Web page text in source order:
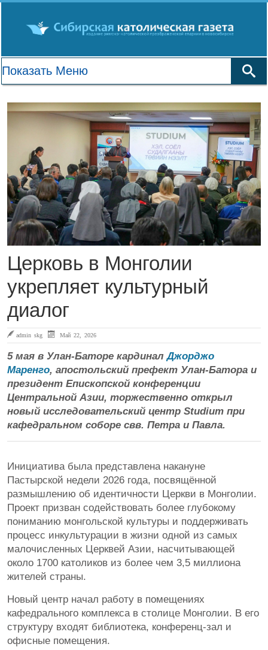
Церковь в Монголии
укрепляет культурный
диалог
admin skg Май 22, 2026
5 мая в Улан-Баторе кардиналДжорджо
Маренго, апостольский префект Улан-Батора и
президент Епископской конференции
Центральной Азии, торжественно открыл
новый исследовательский центр Studium при
кафедральном соборе свв. Петра и Павла.
Инициатива была представлена накануне
Пастырской недели 2026 года, посвящённой
размышлению об идентичности Церкви в Монголии.
Проект призван содействовать более глубокому
пониманию монгольской культуры и поддерживать
процесс инкультурации в жизни одной из самых
малочисленных Церквей Азии, насчитывающей
около 1700 католиков из более чем 3,5 миллиона
жителей страны.
Новый центр начал работу в помещениях
кафедрального комплекса в столице Монголии. В его
структуру входят библиотека, конференц-зал и
офисные помещения.